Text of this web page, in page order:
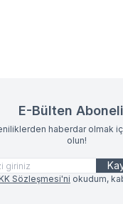
E-Bülten
haberdar olmak
olun!
Sözleşmesi'ni okudum,